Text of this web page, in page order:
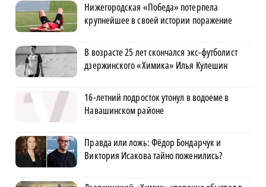
Нижегородская «Победа» потерпела
крупнейшее в своей истории поражение
В возрасте 25 лет скончался экс-футболист
дзержинского «Химика» Илья Кулешин
16-летний подросток утонул в водоеме в
Навашинском районе
Правда или ложь: Фёдор Бондарчук и
Виктория Исакова тайно поженились?